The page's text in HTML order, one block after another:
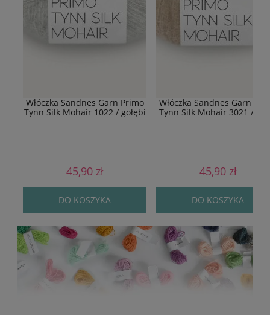
Włóczka Sandnes Garn Primo
Tynn Silk Mohair 1022 / gołębi
45,90 zł
DO KOSZYKA
Włóczka Sandnes Garn
Tynn Silk Mohair 3021 /
45,90 zł
DO KOSZYKA